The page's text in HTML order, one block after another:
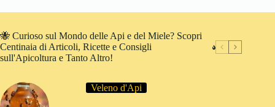
🐝 Curioso sul Mondo delle Api e del Miele? Scopri
Centinaia di Articoli, Ricette e Consigli
sull'Apicoltura e Tanto Altro!
Veleno d'Api